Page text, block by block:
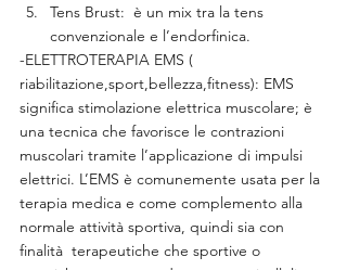
Tens Brust:  è un mix tra la tens
convenzionale e l’endorfinica.
-ELETTROTERAPIA EMS (
riabilitazione,sport,bellezza,fitness): EMS
significa stimolazione elettrica muscolare; è
una tecnica che favorisce le contrazioni
muscolari tramite l’applicazione di impulsi
elettrici. L’EMS è comunemente usata per la
terapia medica e come complemento alla
normale attività sportiva, quindi sia con
finalità  terapeutiche che sportive o